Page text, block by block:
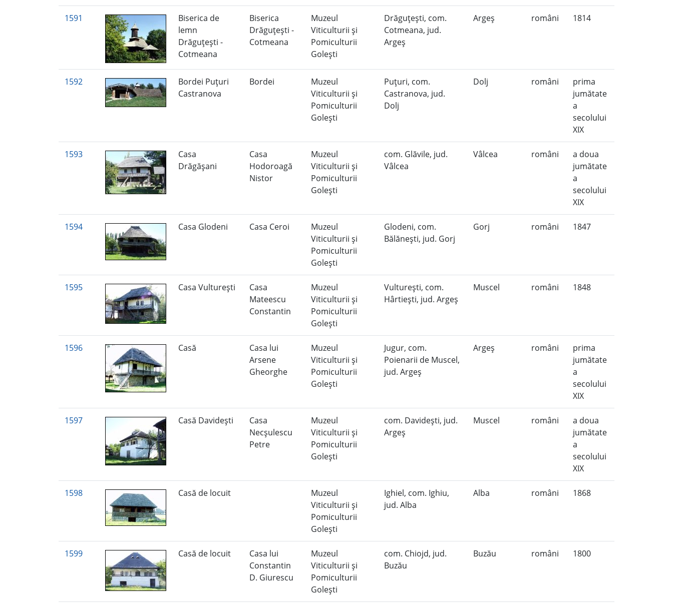
1591
Biserica de
lemn
Drăguţeşti -
Cotmeana
Biserica
Drăguţeşti -
Cotmeana
Muzeul
Viticulturii şi
Pomiculturii
Goleşti
Drăguţeşti, com.
Cotmeana, jud.
Argeş
Argeş români 1814
1592
Bordei Puţuri
Castranova
Bordei
Muzeul
Viticulturii şi
Pomiculturii
Goleşti
Puţuri, com.
Castranova, jud.
Dolj
Dolj români
prima
jumătate
a
secolului
XIX
1593
Casa
Drăgăşani
Casa
Hodoroagă
Nistor
Muzeul
Viticulturii şi
Pomiculturii
Goleşti
com. Glăvile, jud.
Vâlcea
Vâlcea români
a doua
jumătate
a
secolului
XIX
1594 Casa Glodeni Casa Ceroi
Muzeul
Viticulturii şi
Pomiculturii
Goleşti
Glodeni, com.
Bălăneşti, jud. Gorj
Gorj români 1847
1595 Casa Vultureşti
Casa
Mateescu
Constantin
Muzeul
Viticulturii şi
Pomiculturii
Goleşti
Vultureşti, com.
Hârtieşti, jud. Argeş
Muscel români 1848
1596 Casă
Casa lui
Arsene
Gheorghe
Muzeul
Viticulturii şi
Pomiculturii
Goleşti
Jugur, com.
Poienarii de Muscel,
jud. Argeş
Argeş români
prima
jumătate
a
secolului
XIX
1597 Casă Davideşti
Casa
Necşulescu
Petre
Muzeul
Viticulturii şi
Pomiculturii
Goleşti
com. Davideşti, jud.
Argeş
Muscel români
a doua
jumătate
a
secolului
XIX
1598 Casă de locuit
Muzeul
Viticulturii şi
Pomiculturii
Goleşti
Ighiel, com. Ighiu,
jud. Alba
Alba români 1868
1599 Casă de locuit
Casa lui
Constantin
D. Giurescu
Muzeul
Viticulturii şi
Pomiculturii
Goleşti
com. Chiojd, jud.
Buzău
Buzău români 1800